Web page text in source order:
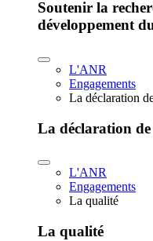
Soutenir la
développement
L'ANR
Engagements
La déclaration
La déclaration
L'ANR
Engagements
La qualité
La qualité